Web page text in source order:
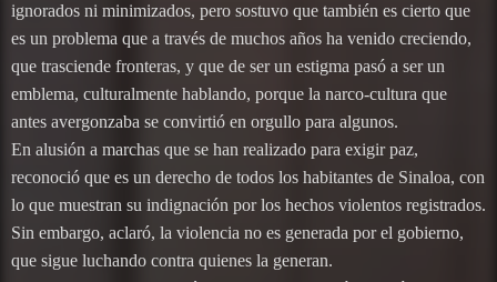
ignorados ni minimizados, pero sostuvo que también es cierto que
es un problema que a través de muchos años ha venido creciendo,
que trasciende fronteras, y que de ser un estigma pasó a ser un
emblema, culturalmente hablando, porque la narco-cultura que
antes avergonzaba se convirtió en orgullo para algunos.
En alusión a marchas que se han realizado para exigir paz,
reconoció que es un derecho de todos los habitantes de Sinaloa, con
lo que muestran su indignación por los hechos violentos registrados.
Sin embargo, aclaró, la violencia no es generada por el gobierno,
que sigue luchando contra quienes la generan.